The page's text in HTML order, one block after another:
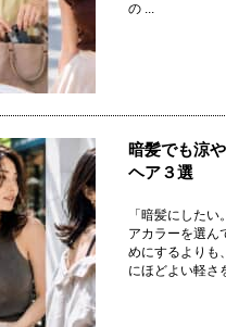
の ...
暗髪でも涼
ヘア３選
「暗髪にした
アカラーを選ん
めにするよりも
にほどよい軽さ